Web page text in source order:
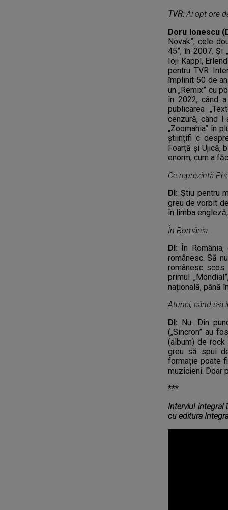
TVR:Ai opt ore
Doru Ionescu
Novak”, cele
45”, în 2007. Și
Ioji Kappl,
pentru TVR
împlinit 50 de
un „Remix” cu
în 2022, când
publicarea
cenzură, când
„Zoomahia” în
știinţifi c
Foarţă și Ujică,
enorm, cum a
Ce reprezintă
DI: Știu pentru
greu de vorbit
în limba
În România.
DI: În
românesc. Să
românesc
primul
națională, până
Atunci, când s-a
DI: Nu. Din
(„Sincron” au
(album) de
greu să spui
formație poate
muzicieni. Doar
***
Interviul
cu editura